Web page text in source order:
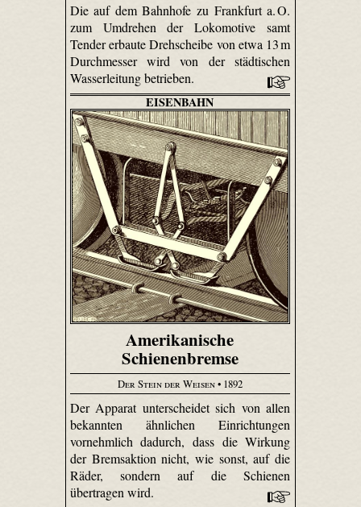
Die auf dem Bahnhofe zu Frankfurt a. O.
zum Umdrehen der Lokomotive samt
Tender erbaute Drehscheibe von etwa 13 m
Durchmesser wird von der städtischen
Wasserleitung betrieben.
EISENBAHN
Amerikanische
Schienenbremse
Der Stein der Weisen• 1892
Der Apparat unterscheidet sich von allen
bekannten ähnlichen Einrichtungen
vornehmlich dadurch, dass die Wirkung
der Bremsaktion nicht, wie sonst, auf die
Räder, sondern auf die Schienen
übertragen wird.